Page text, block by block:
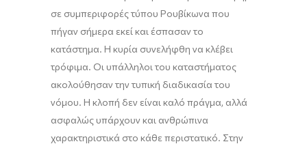
σε συμπεριφορές τύπου Ρουβίκωνα που
πήγαν σήμερα εκεί και έσπασαν το
κατάστημα. Η κυρία συνελήφθη να κλέβει
τρόφιμα. Οι υπάλληλοι του καταστήματος
ακολούθησαν την τυπική διαδικασία του
νόμου. Η κλοπή δεν είναι καλό πράγμα, αλλά
ασφαλώς υπάρχουν και ανθρώπινα
χαρακτηριστικά στο κάθε περιστατικό. Στην